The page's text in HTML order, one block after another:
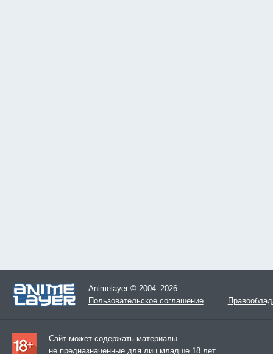
Animelayer © 2004–2026
Пользовательское соглашение
Сайт может содержать материалы
не предназначенные для лиц младше 18 лет.